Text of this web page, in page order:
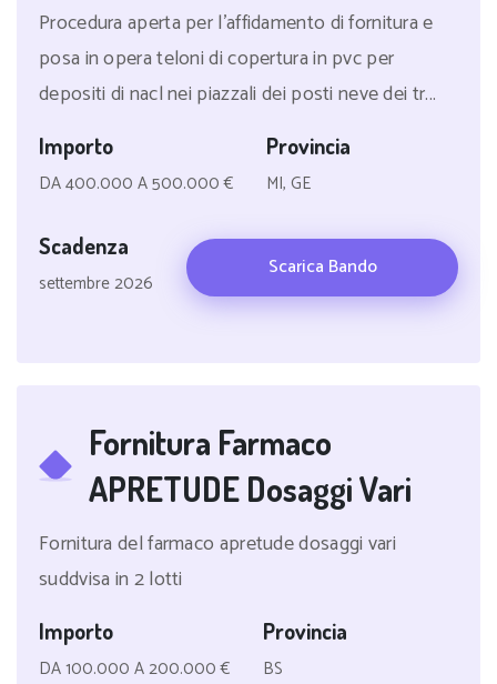
Procedura aperta per l'affidamento di fornitura e
posa in opera teloni di copertura in pvc per
depositi di nacl nei piazzali dei posti neve dei tr...
Importo
DA 400.000 A 500.000 €
Provincia
MI, GE
Scadenza
settembre 2026
Scarica Bando
Fornitura Farmaco
APRETUDE Dosaggi Vari
Fornitura del farmaco apretude dosaggi vari
suddvisa in 2 lotti
Importo
DA 100.000 A 200.000 €
Provincia
BS